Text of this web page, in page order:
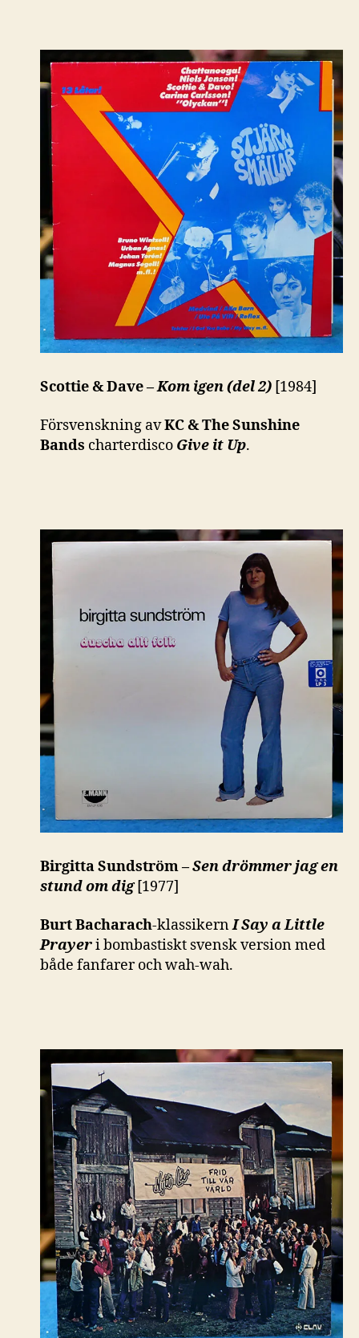
Scottie & Dave –Kom igen (del 2) [1984]
Försvenskning avKC & The Sunshine
Bands charterdisco Give it Up.
Birgitta Sundström –Sen drömmer jag en
stund om dig [1977]
Burt Bacharach-klassikernI Say a Little
Prayeri bombastiskt svensk version med
både fanfarer och wah-wah.